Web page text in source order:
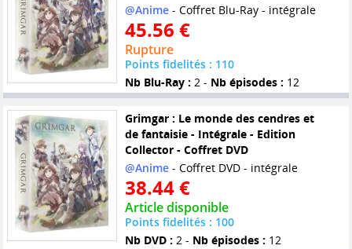
@Anime- Coffret Blu-Ray - intégrale
45.56 €
Rupture
Points fidelités : 110
Nb Blu-Ray : 2 - Nb épisodes : 12
Grimgar : Le monde des cendres et
de fantaisie - Intégrale - Edition
Collector - Coffret DVD
@Anime- Coffret DVD - intégrale
38.44 €
Article disponible
Points fidelités : 100
Nb DVD : 2 - Nb épisodes : 12